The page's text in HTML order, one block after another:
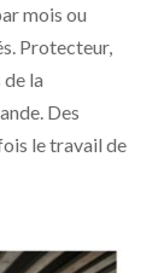
mois ou
Protecteur,
la
Des
le travail de